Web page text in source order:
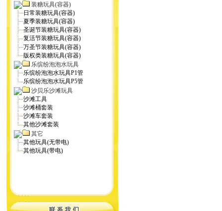
装糖玩具(容器)
日常装糖玩具(容器)
夏季装糖玩具(容器)
圣诞节装糖玩具(容器)
复活节装糖玩具(容器)
万圣节装糖玩具(容器)
版权类装糖玩具(容器)
乐缤纷泡泡水玩具
乐缤纷泡泡水玩具P1管
乐缤纷泡泡水玩具P5管
沙贝乐沙滩玩具
沙滩工具
沙滩桶套装
沙滩车套装
其他沙滩套装
其它
其他玩具(无带电)
其他玩具(带电)